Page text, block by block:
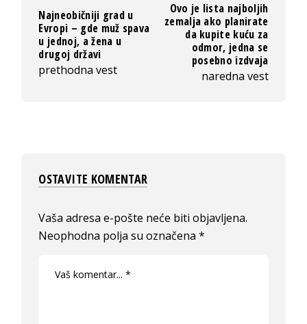
Najneobičniji grad u
Evropi – gde muž spava
u jednoj, a žena u
drugoj državi
prethodna vest
Ovo je lista najboljih
zemalja ako planirate
da kupite kuću za
odmor, jedna se
posebno izdvaja
naredna vest
OSTAVITE KOMENTAR
Vaša adresa e-pošte neće biti objavljena.
Neophodna polja su označena*